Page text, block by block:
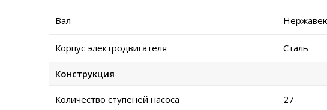
Вал
Корпус электродвигателя Сталь
Конструкция
Количество ступеней насоса 27